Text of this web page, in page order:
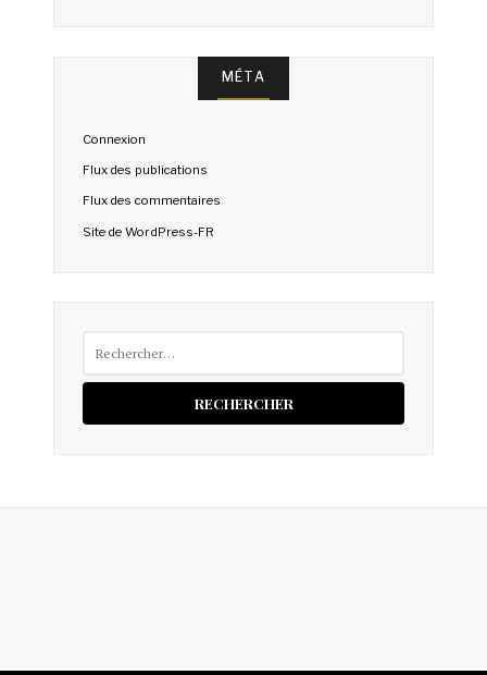
MÉTA
Connexion
Flux des publications
Flux des commentaires
Site de WordPress-FR